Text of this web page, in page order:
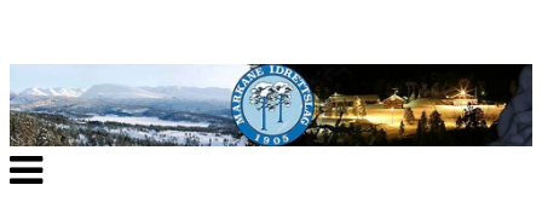
Veksle
navigasjon